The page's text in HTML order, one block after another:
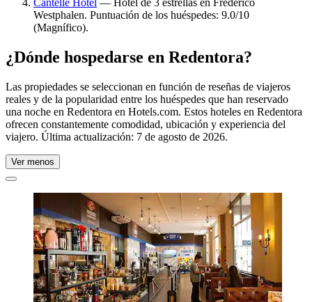
Westphalen. Puntuación de los huéspedes: 9.0/10
(Magnífico).
¿Dónde hospedarse en Redentora?
Las propiedades se seleccionan en función de reseñas de viajeros
reales y de la popularidad entre los huéspedes que han reservado
una noche en Redentora en Hotels.com. Estos hoteles en Redentora
ofrecen constantemente comodidad, ubicación y experiencia del
viajero. Última actualización: 7 de agosto de 2026.
Ver menos